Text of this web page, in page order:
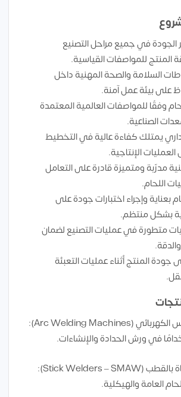
الجودة في جميع مراحل التصنيع
المنتج للمواصفات القياسية.
السلامة والصحة المهنية داخل
على بيئة عمل آمنة.
وفقًا للمواصفات العالمية المعتمدة
الصناعية.
يمتلك كفاءة عالية في التخطيط
الإنتاجية.
مدرّبة ومتميزة قادرة على التعامل
اللحام.
بعناية وإجراء اختبارات جودة على
بشكل منتظم.
متطورة في عمليات التصنيع لضمان
المنتج أثناء عمليات التعبئة
أجهزة لحام بالقوس الكهربائي (Arc Welding Machines):
في ورش الحدادة والإنشاءات.
أجهزة لحام مغطاة بالقطب (Stick Welders – SMAW):
العامة والهيكلية.